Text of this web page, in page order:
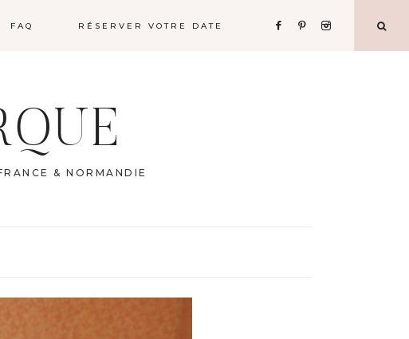
FAQ RÉSERVER VOTRE DATE
& NORMANDIE